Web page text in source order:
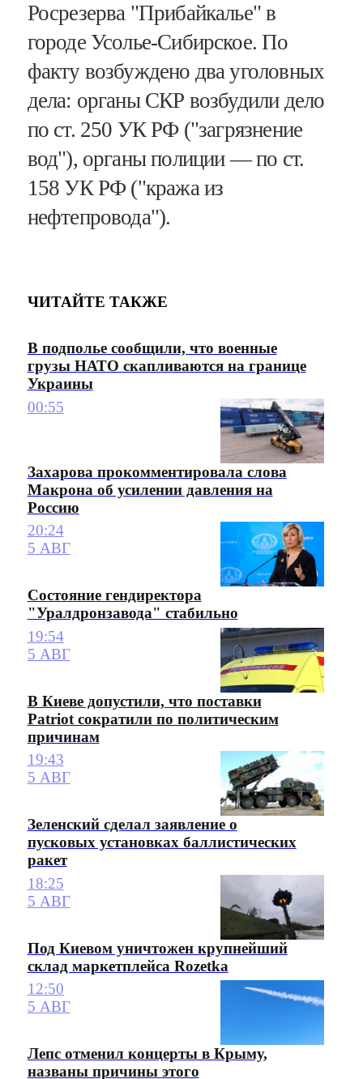
Росрезерва "Прибайкалье" в
городе Усолье-Сибирское. По
факту возбуждено два уголовных
дела: органы СКР возбудили дело
по ст. 250 УК РФ ("загрязнение
вод"), органы полиции — по ст.
158 УК РФ ("кража из
нефтепровода").
ЧИТАЙТЕ ТАКЖЕ
В подполье сообщили, что военные
грузы НАТО скапливаются на границе
Украины
00:55
Захарова прокомментировала слова
Макрона об усилении давления на
Россию
20:24
5 АВГ
Состояние гендиректора
"Уралдронзавода" стабильно
19:54
5 АВГ
В Киеве допустили, что поставки
Patriot сократили по политическим
причинам
19:43
5 АВГ
Зеленский сделал заявление о
пусковых установках баллистических
ракет
18:25
5 АВГ
Под Киевом уничтожен крупнейший
склад маркетплейса Rozetka
12:50
5 АВГ
Лепс отменил концерты в Крыму,
названы причины этого